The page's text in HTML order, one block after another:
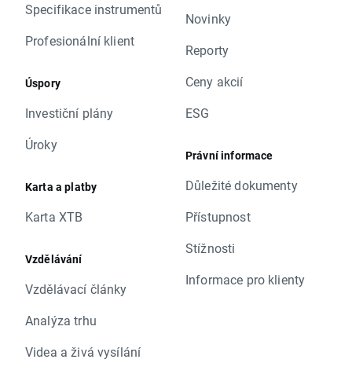
Specifikace instrumentů
Profesionální klient
Úspory
Investiční plány
Úroky
Karta a platby
Karta XTB
Vzdělávání
Vzdělávací články
Analýza trhu
Videa a živá vysílání
Novinky
Reporty
Ceny akcií
ESG
Právní informace
Důležité dokumenty
Přístupnost
Stížnosti
Informace pro klienty